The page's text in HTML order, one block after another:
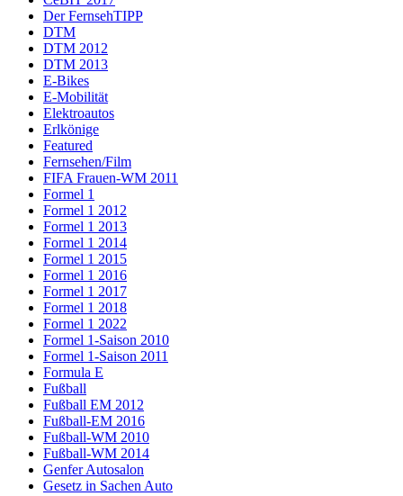
Der FernsehTIPP
DTM
DTM 2012
DTM 2013
E-Bikes
E-Mobilität
Elektroautos
Erlkönige
Featured
Fernsehen/Film
FIFA Frauen-WM 2011
Formel 1
Formel 1 2012
Formel 1 2013
Formel 1 2014
Formel 1 2015
Formel 1 2016
Formel 1 2017
Formel 1 2018
Formel 1 2022
Formel 1-Saison 2010
Formel 1-Saison 2011
Formula E
Fußball
Fußball EM 2012
Fußball-EM 2016
Fußball-WM 2010
Fußball-WM 2014
Genfer Autosalon
Gesetz in Sachen Auto